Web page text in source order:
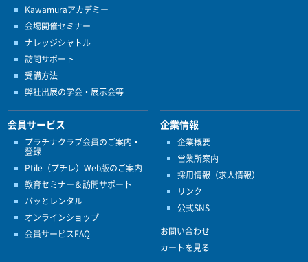
Kawamuraアカデミー
会場開催セミナー
ナレッジシャトル
訪問サポート
受講方法
弊社出展の学会・展示会等
会員サービス
プラチナクラブ会員のご案内・
登録
Ptile（プチレ）Web版のご案内
教育セミナー＆訪問サポート
パッとレンタル
オンラインショップ
会員サービスFAQ
企業情報
企業概要
営業所案内
採用情報（求人情報）
リンク
公式SNS
お問い合わせ
カートを見る